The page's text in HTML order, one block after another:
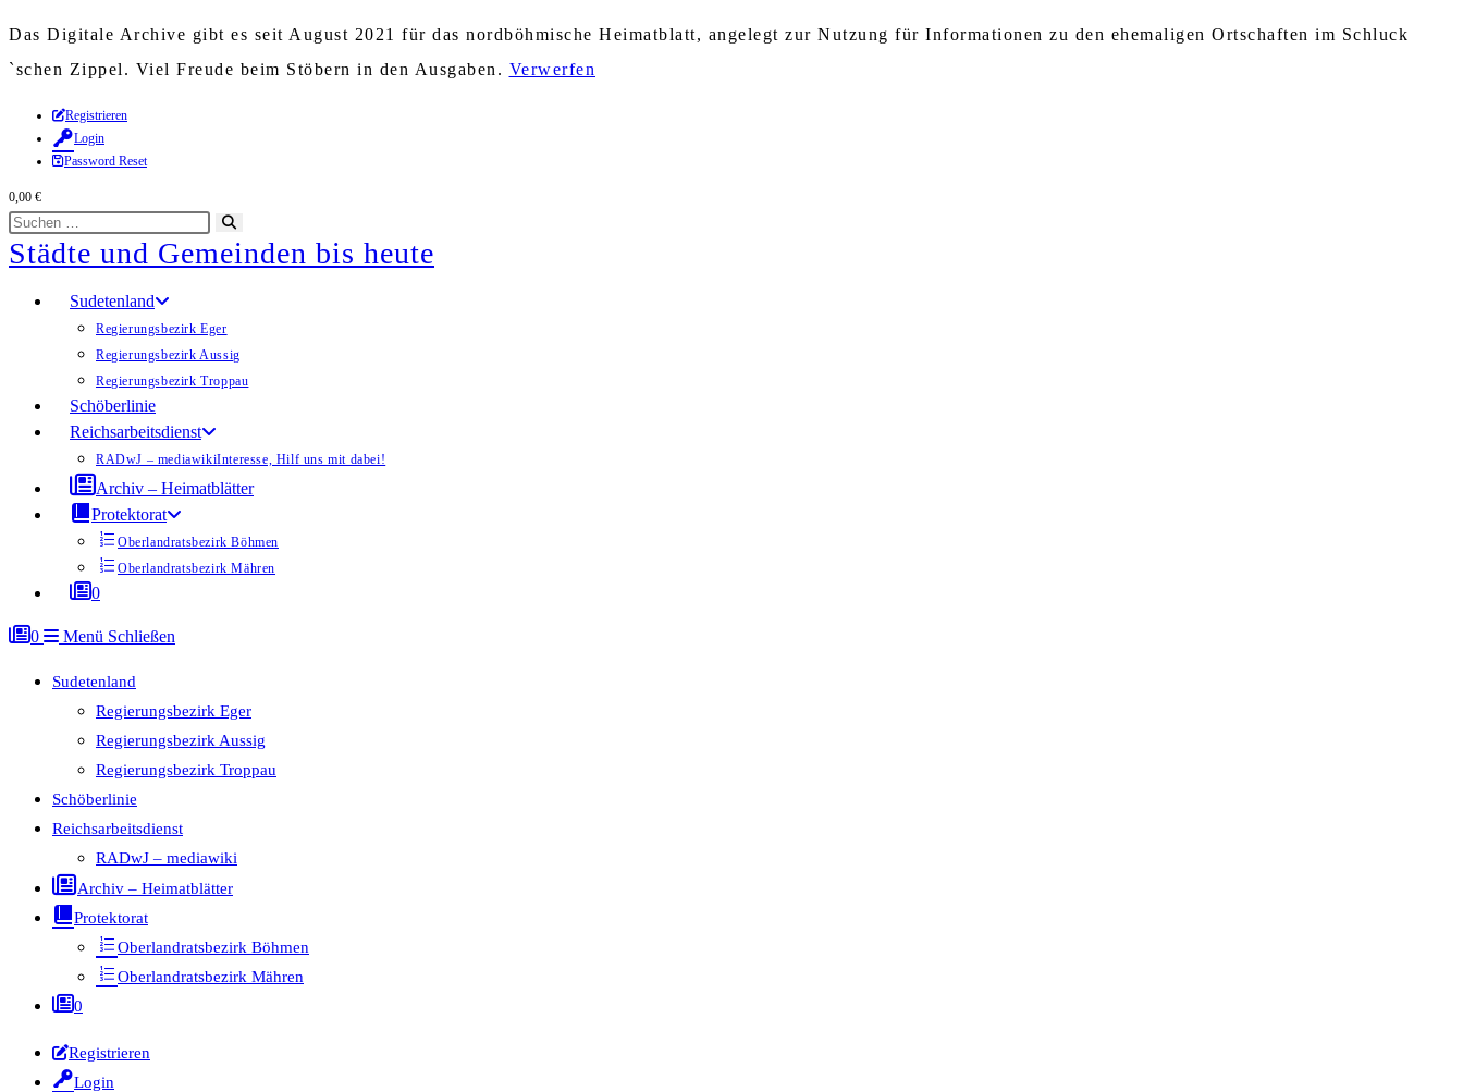
Das Digitale Archive gibt es seit August 2021 für das nordböhmische Heimatblatt, angelegt zur Nutzung für Informationen zu den ehemaligen Ortschaften im Schluck
`schen Zippel. Viel Freude beim Stöbern in den Ausgaben. Verwerfen
Zum
Inhalt
springen
Registrieren
Login
Password Reset
0,00 €
Diese
Website
durchsuchen
starten
Städte und Gemeinden bis heute
Sudetenland
Regierungsbezirk Eger
Regierungsbezirk Aussig
Regierungsbezirk Troppau
Schöberlinie
Reichsarbeitsdienst
RADwJ – mediawikiInteresse, Hilf uns mit dabei!
Archiv – Heimatblätter
Protektorat
Oberlandratsbezirk Böhmen
Oberlandratsbezirk Mähren
0
0 Menü Schließen
Sudetenland
Regierungsbezirk Eger
Regierungsbezirk Aussig
Regierungsbezirk Troppau
Schöberlinie
Reichsarbeitsdienst
RADwJ – mediawiki
Archiv – Heimatblätter
Protektorat
Oberlandratsbezirk Böhmen
Oberlandratsbezirk Mähren
0
Registrieren
Login